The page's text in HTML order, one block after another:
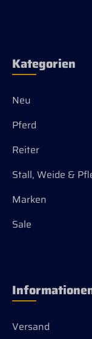
Kategorien
Neu
Pferd
Reiter
Stall, Weide &
Marken
Sale
Versand